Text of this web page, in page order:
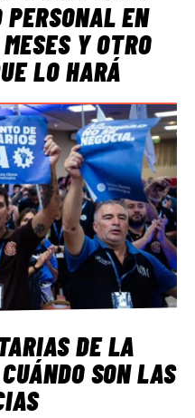
EN
Y OTRO
LO HARÁ
DE LA
SON LAS